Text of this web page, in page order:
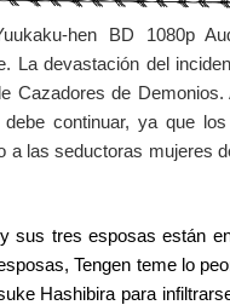
hen BD 1080p
La devastación del
Cazadores de
continuar, ya que
a las seductoras mujeres
sus tres esposas están
Tengen teme lo
Hashibira para